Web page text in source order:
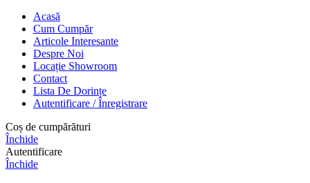
Acasă
Cum Cumpăr
Articole Interesante
Despre Noi
Locație Showroom
Contact
Lista De Dorințe
Autentificare / Înregistrare
Coș de cumpărături
Închide
Autentificare
Închide